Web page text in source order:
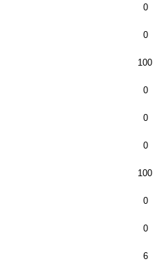
0
0
100
0
0
0
100
0
0
6